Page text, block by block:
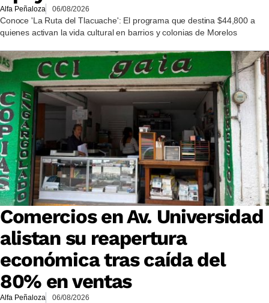
Alfa Peñaloza 06/08/2026
Conoce 'La Ruta del Tlacuache': El programa que destina $44,800 a
quienes activan la vida cultural en barrios y colonias de Morelos
Comercios en Av. Universidad
alistan su reapertura
económica tras caída del
80% en ventas
Alfa Peñaloza 06/08/2026